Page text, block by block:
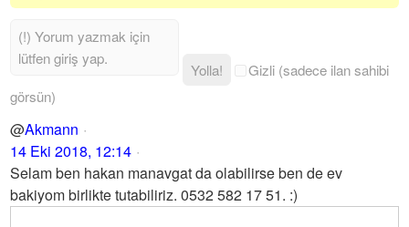
Yolla!
Gizli (sadece ilan sahibi
görsün)
@Akmann
14 Eki 2018, 12:14
Selam ben hakan manavgat da olabilirse ben de ev
bakiyom birlikte tutabiliriz. 0532 582 17 51. :)